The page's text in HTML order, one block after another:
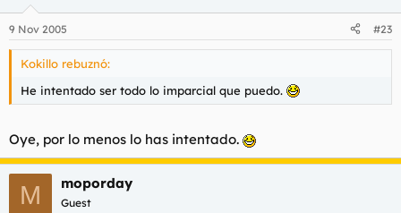
9 Nov 2005 #23
Kokillo rebuznó:
He intentado ser todo lo imparcial que puedo.
Oye, por lo menos lo has intentado.
M moporday
Guest